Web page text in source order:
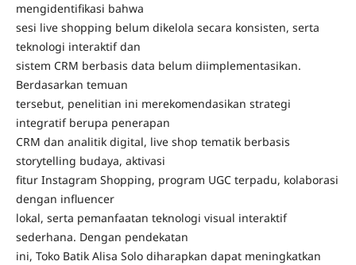
mengidentifikasi bahwa
sesi live shopping belum dikelola secara konsisten, serta
teknologi interaktif dan
sistem CRM berbasis data belum diimplementasikan.
Berdasarkan temuan
tersebut, penelitian ini merekomendasikan strategi
integratif berupa penerapan
CRM dan analitik digital, live shop tematik berbasis
storytelling budaya, aktivasi
fitur Instagram Shopping, program UGC terpadu, kolaborasi
dengan influencer
lokal, serta pemanfaatan teknologi visual interaktif
sederhana. Dengan pendekatan
ini, Toko Batik Alisa Solo diharapkan dapat meningkatkan